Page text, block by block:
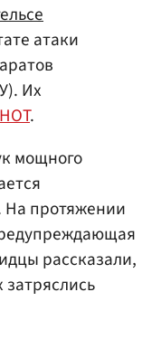
атаки
Их
.
мощного
На протяжении
рассказали,